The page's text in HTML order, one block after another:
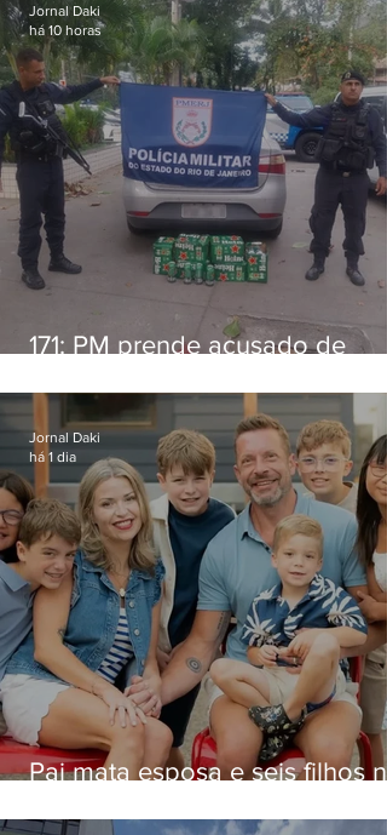
171: PM prende acusado de
Niterói
Jornal Daki
há 10 horas
Pai mata esposa e seis filhos
Jornal Daki
há 1 dia